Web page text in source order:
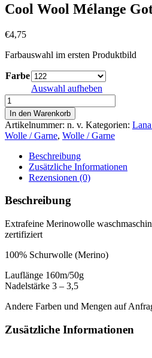
Cool Wool Mélange
€4,75
Farbauswahl im ersten Produktbild
Farbe
Auswahl aufheben
Cool
Wool
Mélange
Gots
Menge
In den Warenkorb
Artikelnummer: n. v. Kategorien:
Wolle / Garne, Wolle / Garne
Beschreibung
Zusätzliche Informationen
Rezensionen (0)
Beschreibung
Extrafeine Merinowolle
zertifiziert
100% Schurwolle (Merino)
Lauflänge 160m/50g
Nadelstärke 3 – 3,5
Andere Farben und Mengen auf
Zusätzliche Informationen